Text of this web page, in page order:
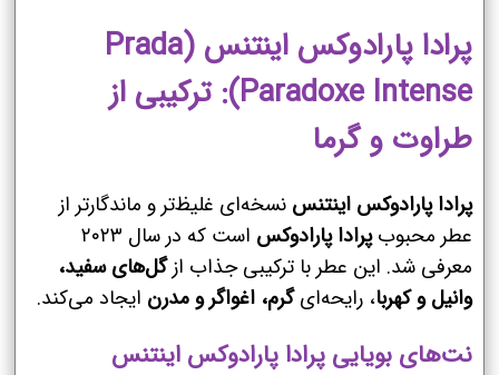
پرادا پارادوکس اینتنس (Prada
Paradoxe Intense): ترکیبی از
طراوت و گرما
پرادا پارادوکس اینتنس نسخه‌ای غلیظ‌تر و ماندگارتر از
عطر محبوبپرادا پارادوکس
است که در سال ۲۰۲۳
معرفی شد. این عطر با ترکیبی جذاب ازگل‌های سفید،
وانیل و کهربا، رایحه‌ایگرم، اغواگر و مدرن ایجاد می‌کند.
نت‌های بویایی پرادا پارادوکس اینتنس